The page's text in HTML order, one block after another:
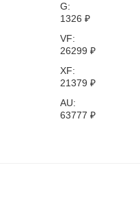
G:
1326 ₽
VF:
26299 ₽
XF:
21379 ₽
AU:
63777 ₽